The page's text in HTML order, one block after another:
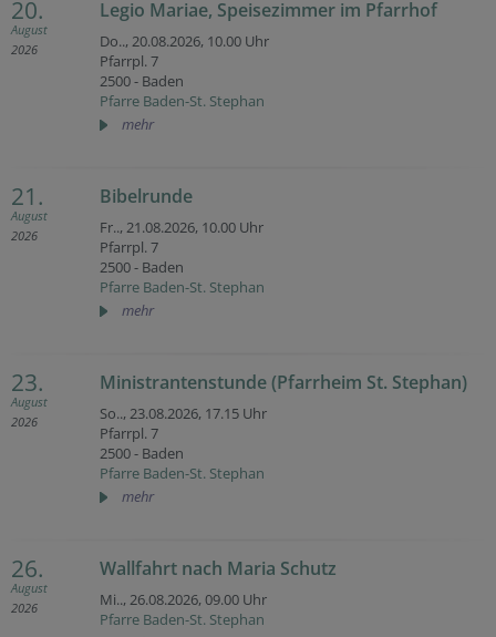
20.
August
2026
Legio Mariae, Speisezimmer im Pfarrhof
Do.., 20.08.2026, 10.00 Uhr
Pfarrpl. 7
2500 - Baden
Pfarre Baden-St. Stephan
mehr
21.
August
2026
Bibelrunde
Fr.., 21.08.2026, 10.00 Uhr
Pfarrpl. 7
2500 - Baden
Pfarre Baden-St. Stephan
mehr
23.
August
2026
Ministrantenstunde (Pfarrheim St. Stephan)
So.., 23.08.2026, 17.15 Uhr
Pfarrpl. 7
2500 - Baden
Pfarre Baden-St. Stephan
mehr
26.
August
2026
Wallfahrt nach Maria Schutz
Mi.., 26.08.2026,09.00 Uhr
Pfarre Baden-St. Stephan